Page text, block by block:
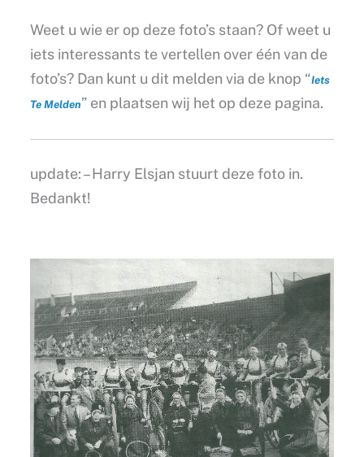
Weet u wie er op deze foto’s staan? Of weet u
iets interessants te vertellen over één van de
foto’s? Dan kunt u dit melden via de knop “Iets
Te Melden” en plaatsen wij het op deze pagina.
update: – Harry Elsjan stuurt deze foto in.
Bedankt!